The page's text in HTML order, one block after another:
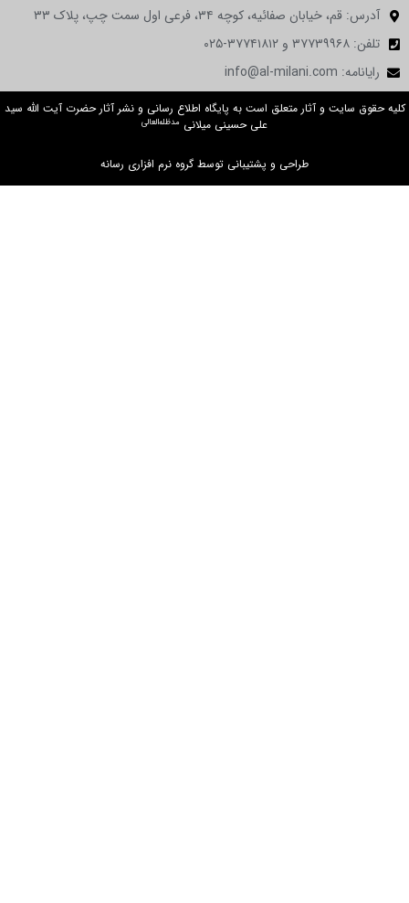
آدرس: قم، خیابان صفائیه، کوچه ۳۴، فرعی اول سمت چپ، پلاک ۳۳
تلفن: ۳۷۷۳۹۹۶۸ و ۳۷۷۴۱۸۱۲-۰۲۵
رایانامه: info@al-milani.com
کلیه حقوق سایت و آثار متعلق است به پایگاه اطلاع رسانی و نشر آثار حضرت آیت الله سید
علی حسینی میلانی مدظله‌العالی
طراحی و پشتیبانی توسط گروه نرم افزاری رسانه